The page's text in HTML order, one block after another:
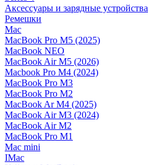
Аксессуары и зарядные устройства
Ремешки
Mac
MacBook Pro M5 (2025)
MacBook NEO
MacBook Air M5 (2026)
Macbook Pro M4 (2024)
MacBook Pro M3
MacBook Pro M2
MacBook Ar M4 (2025)
MacBook Air M3 (2024)
MacBook Air M2
MacBook Pro M1
Mac mini
IMac